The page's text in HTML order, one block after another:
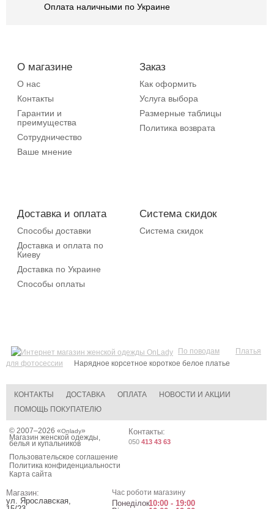
Оплата наличными по Украине
О магазине
О нас
Контакты
Гарантии и
преимущества
Сотрудничество
Ваше мнение
Заказ
Как оформить
Услуга выбора
Размерные таблицы
Политика возврата
Доставка и оплата
Способы доставки
Доставка и оплата по
Киеву
Доставка по Украине
Способы оплаты
Система скидок
Система скидок
По поводам
Платья
для фотосессии
Нарядное корсетное короткое белое платье
КОНТАКТЫ ДОСТАВКА ОПЛАТА
НОВОСТИ И АКЦИИ
ПОМОЩЬ ПОКУПАТЕЛЮ
© 2007–2026 «Onlady»
Магазин женской одежды,
белья и купальников
Пользовательское соглашение
Политика конфиденциальности
Карта сайта
Контакты:
050 413 43 63
Магазин:
ул. Ярославская,
Час роботи магазину
Понеділок10:00 - 19:00